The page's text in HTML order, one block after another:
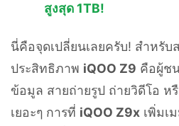
สูงสุด 1TB!
นี่คือจุดเปลี่ยนเลยครับ! สำหรับ
ประสิทธิภาพ iQOO Z9 คือผู้ช
ข้อมูล สายถ่ายรูป ถ่ายวิดีโอ ห
เยอะๆ การที่ iQOO Z9x เพิ่มเ